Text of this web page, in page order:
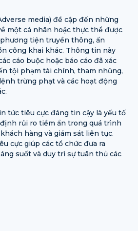
media) đề cập đến những
một cá nhân hoặc thực thể được
tiện truyền thông, ấn
công khai khác. Thông tin này
cáo buộc hoặc báo cáo đã xác
tội phạm tài chính, tham nhũng,
trừng phạt và các hoạt động
tức tiêu cực đáng tin cậy là yếu tố
rủi ro tiềm ẩn trong quá trình
hàng và giám sát liên tục.
cực giúp các tổ chức đưa ra
suốt và duy trì sự tuân thủ các